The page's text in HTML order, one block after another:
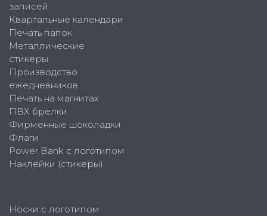
записей
Квартальные календари
Печать папок
Металлические
стикеры
Производство
ежедневников
Печать на магнитах
ПВХ брелки
Фирменные шоколадки
Флаги
Power Bank с логотипом
Наклейки (стикеры)
Носки с логотипом